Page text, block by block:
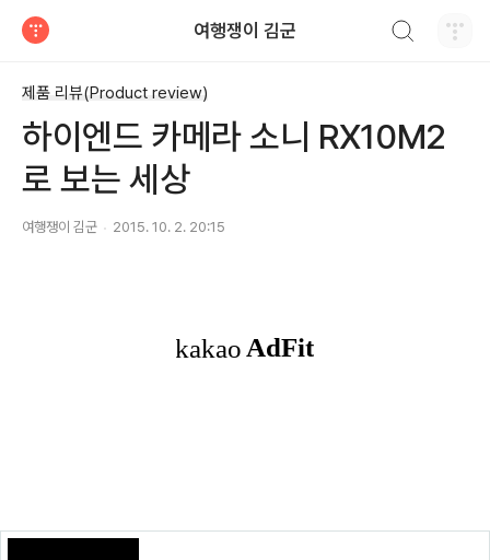
여행쟁이 김군
제품 리뷰(Product review)
하이엔드 카메라 소니 RX10M2
로 보는 세상
여행쟁이 김군 2015. 10. 2. 20:15